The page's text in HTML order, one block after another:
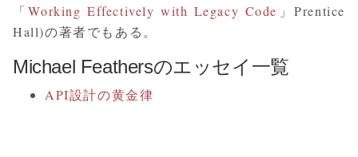
「Working Effectively with Legacy Code 」Prentice
Hall)の著者でもある。
Michael Feathersのエッセイ一覧
API設計の黄金律